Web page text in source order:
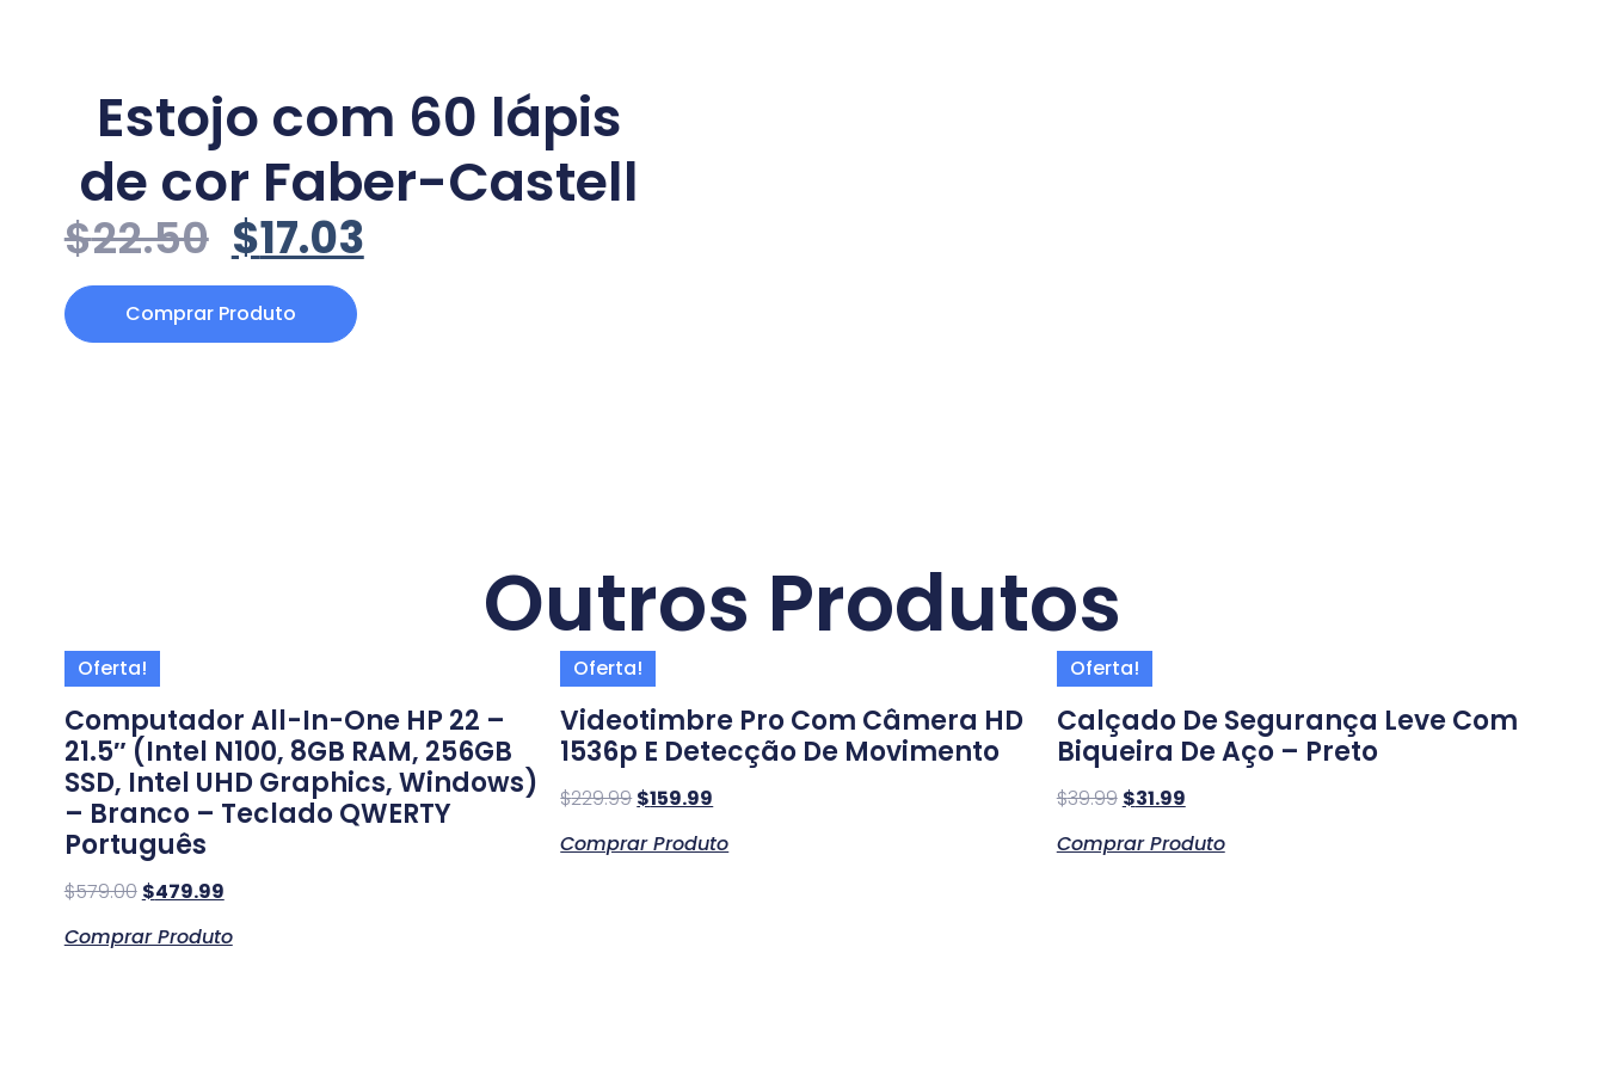
Estojo com 60 lápis
de cor Faber-Castell
$22.50 $17.03
Comprar Produto
Outros Produtos
Oferta!
Computador All-In-One HP 22 –
21.5″ (Intel N100, 8GB RAM, 256GB
SSD, Intel UHD Graphics, Windows)
– Branco – Teclado QWERTY
Português
$579.00 $479.99
Comprar Produto
Oferta!
Videotimbre Pro Com Câmera HD
1536p E Detecção De Movimento
$229.99 $159.99
Comprar Produto
Oferta!
Calçado De Segurança Leve Com
Biqueira De Aço – Preto
$39.99 $31.99
Comprar Produto